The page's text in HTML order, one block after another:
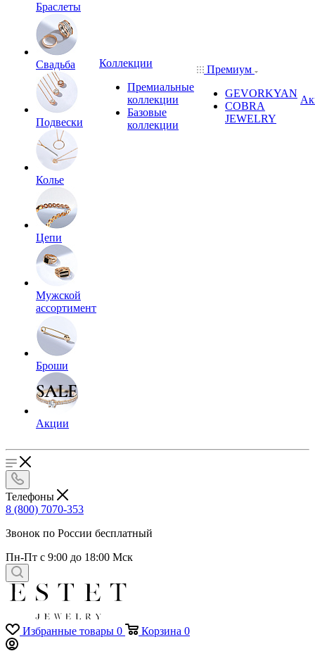
Браслеты
Свадьба
Подвески
Колье
Цепи
Мужской
ассортимент
Броши
Акции
Коллекции
Премиальные
коллекции
Базовые
коллекции
Премиум
GEVORKYAN
COBRA
JEWELRY
Телефоны
8 (800) 7070-353
Звонок по России бесплатный
Пн-Пт с 9:00 до 18:00 Мск
Избранные товары 0 Корзина 0